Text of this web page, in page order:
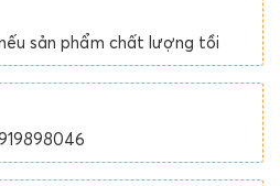
sản phẩm chất lượng tồi